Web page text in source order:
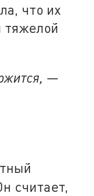
что их
тяжелой
—
считает,